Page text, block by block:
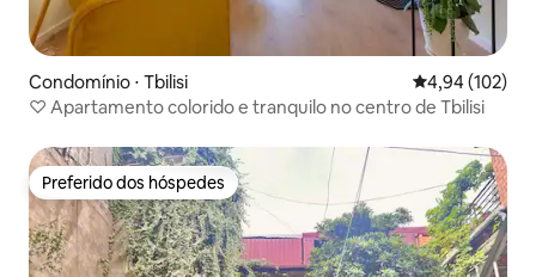
Condomínio ⋅ Tbilisi 4,94 de uma
4,94 (102)
♡︎ Apartamento colorido e tranquilo no centro de Tbilisi
Preferido dos hóspedes
Preferido dos hóspedes